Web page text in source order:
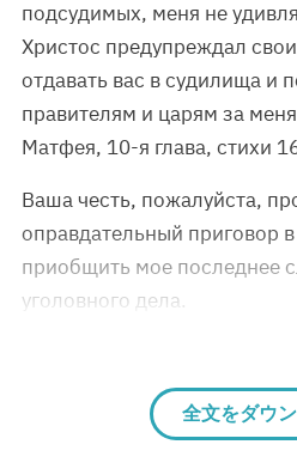
подсудимых, меня не
Христос предупреждал
отдавать вас в судилища и
правителям и царям за
Матфея, 10-я глава, стихи
Ваша честь, пожалуйста,
оправдательный приговор
приобщить мое последнее
уголовного дела.
全文をダウ